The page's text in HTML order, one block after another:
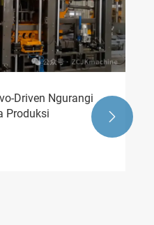
Driven Ngurangi
Produksi
